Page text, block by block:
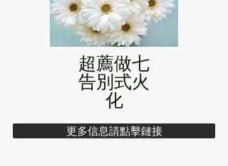
超薦做七
告別式火
化
更多信息請點擊鏈接